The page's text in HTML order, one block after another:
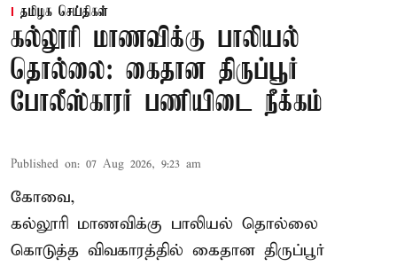
தமிழக செய்திகள்
கல்லூரி மாணவிக்கு பாலியல்
தொல்லை: கைதான திருப்பூர்
போலீஸ்காரர் பணியிடை நீக்கம்
Published on: 07 Aug 2026, 9:23 am
கோவை,
கல்லூரி மாணவிக்கு பாலியல் தொல்லை
கொடுத்த விவகாரத்தில் கைதான திருப்பூர்